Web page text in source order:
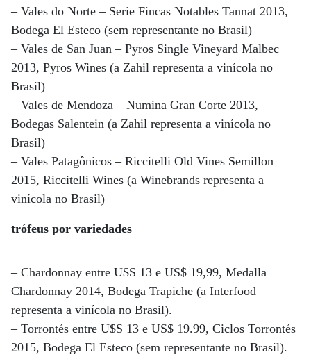
– Vales do Norte – Serie Fincas Notables Tannat 2013,
Bodega El Esteco (sem representante no Brasil)
– Vales de San Juan – Pyros Single Vineyard Malbec
2013, Pyros Wines (a Zahil representa a vinícola no
Brasil)
– Vales de Mendoza – Numina Gran Corte 2013,
Bodegas Salentein (a Zahil representa a vinícola no
Brasil)
– Vales Patagônicos – Riccitelli Old Vines Semillon
2015, Riccitelli Wines (a Winebrands representa a
vinícola no Brasil)
trófeus por variedades
– Chardonnay entre U$S 13 e US$ 19,99, Medalla
Chardonnay 2014, Bodega Trapiche (a Interfood
representa a vinícola no Brasil).
– Torrontés entre U$S 13 e US$ 19.99, Ciclos Torrontés
2015, Bodega El Esteco (sem representante no Brasil).